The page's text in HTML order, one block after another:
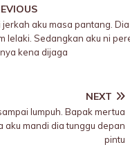
jerkah aku masa pantang.
lelaki. Sedangkan aku ni
kena dijaga
NEXT
Iumpuh. Bapak mertua
aku mandi dia tunggu depan
pintu